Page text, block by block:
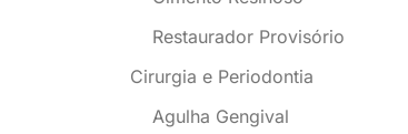
Restaurador Provisório
Cirurgia e Periodontia
Agulha Gengival